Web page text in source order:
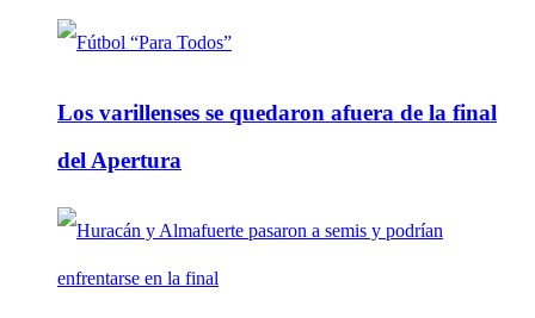
Los varillenses se quedaron afuera de la final
del Apertura